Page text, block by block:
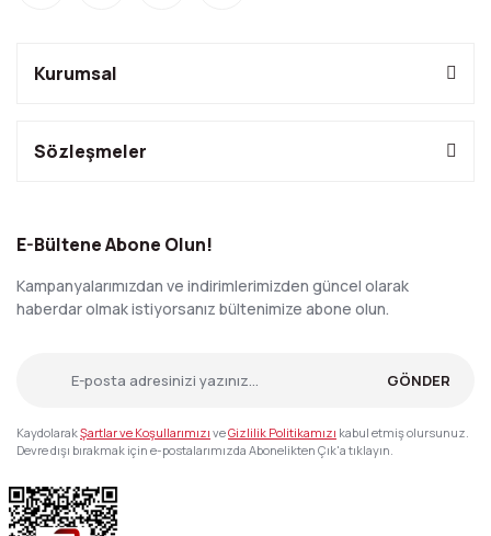
Kurumsal
Sözleşmeler
E-Bültene Abone Olun!
Kampanyalarımızdan ve indirimlerimizden güncel olarak
haberdar olmak istiyorsanız bültenimize abone olun.
GÖNDER
KaydolarakŞartlar ve Koşullarımızı veGizlilik Politikamızı kabul etmiş olursunuz.
Devre dışı bırakmak için e-postalarımızda Abonelikten Çık'a tıklayın.